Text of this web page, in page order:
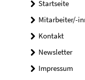
Startseite
Mitarbeiter/-
Kontakt
Newsletter
Impressum